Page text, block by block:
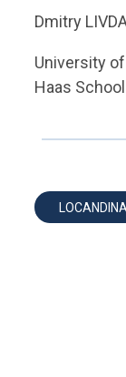
Dmitry
University
Haas
LOCANDINA